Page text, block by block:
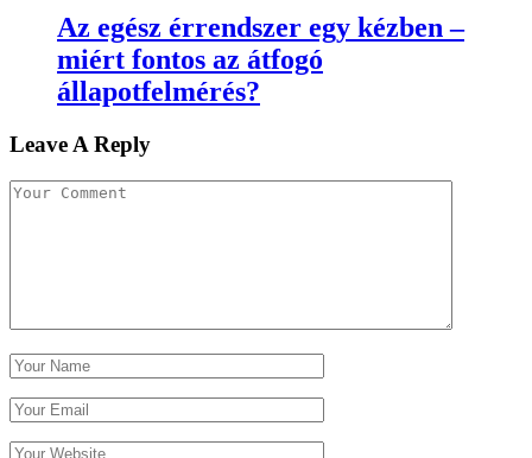
Az egész érrendszer egy kézben –
miért fontos az átfogó
állapotfelmérés?
Leave A Reply